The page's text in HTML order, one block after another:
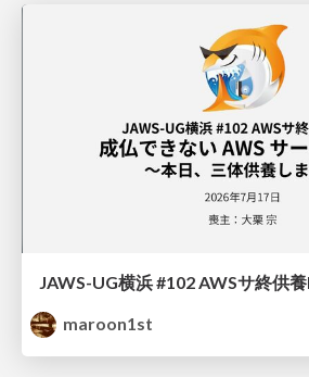
maroon1st